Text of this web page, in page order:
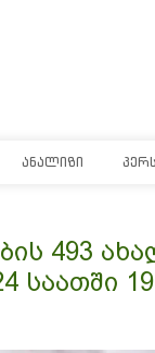
ᲐᲜᲐᲚᲘᲖᲘ
493
საათში 19